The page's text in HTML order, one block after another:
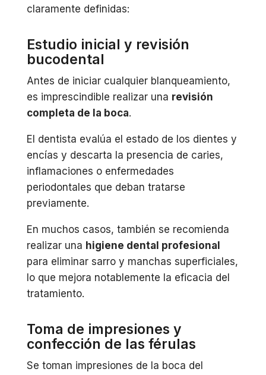
claramente definidas:
Estudio inicial y revisión
bucodental
Antes de iniciar cualquier blanqueamiento,
es imprescindible realizar una revisión
completa de la boca.
El dentista evalúa el estado de los dientes y
encías y descarta la presencia de caries,
inflamaciones o enfermedades
periodontales que deban tratarse
previamente.
En muchos casos, también se recomienda
realizar una higiene dental profesional
para eliminar sarro y manchas superficiales,
lo que mejora notablemente la eficacia del
tratamiento.
Toma de impresiones y
confección de las férulas
Se toman impresiones de la boca del